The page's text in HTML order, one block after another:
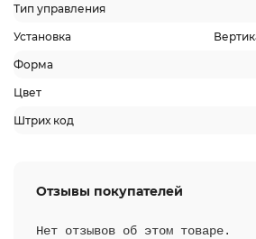
Тип управления
Установка
Форма
Цвет
Штрих код
Отзывы покупателей
Нет отзывов об этом товаре.